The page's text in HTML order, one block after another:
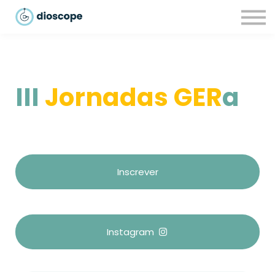
III Jornadas GERa
Inscrever
Instagram